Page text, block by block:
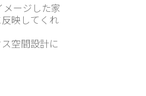
ージした家
映してくれ
空間設計に